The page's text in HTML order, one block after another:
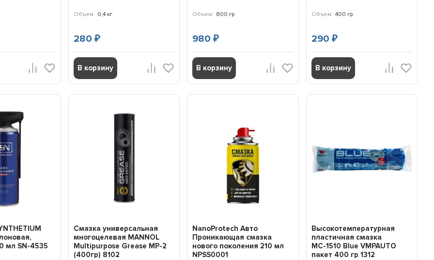
Объем: 0,4 кг
280₽
В корзину
Объем: 800 гр
980₽
В корзину
Объем: 400 гр
290 ₽
В корзину
мл SN-4535
Смазка универсальная
многоцелевая MANNOL
Multipurpose Grease MP-2
(400гр) 8102
NanoProtech Авто
Проникающая смазка
нового поколения 210 мл
NPSS0001
Высокотемпературная
пластичная смазка
МС-1510 Blue VMPAUTO
пакет 400 гр 1312